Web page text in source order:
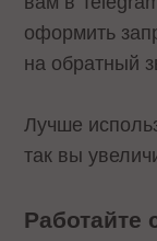
оформить
на обратный
Лучше
так вы
Работайте